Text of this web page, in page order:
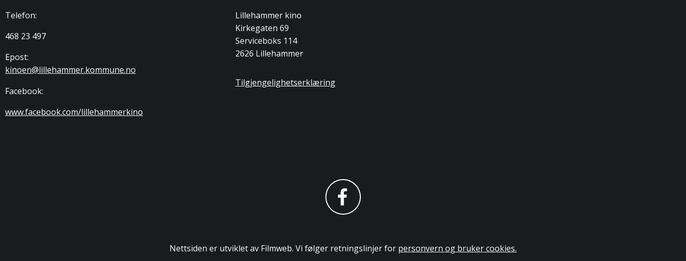
Telefon:
468 23 497
Epost:
kinoen@lillehammer.kommune.no
Facebook:
www.facebook.com/lillehammerkino
Lillehammer kino
Kirkegaten 69
Serviceboks 114
2626 Lillehammer
Tilgjengelighetserklæring
Nettsiden er utviklet av Filmweb. Vi følger retningslinjer for personvern og bruker cookies.